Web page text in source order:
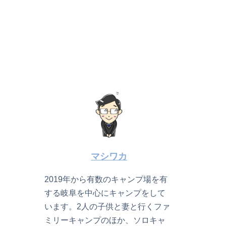
マシワカ
2019年から有数のキャンプ場を有
する岐阜を中心にキャンプをして
います。2人の子供と妻と行くファ
ミリーキャンプのほか、ソロキャ